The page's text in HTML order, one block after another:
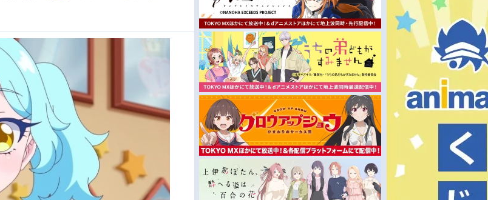
実写化映画一覧
男性声優/女性声優一覧
今期アニメ曜日別一覧 秋アニメ
冬アニメ
FOLLOW US